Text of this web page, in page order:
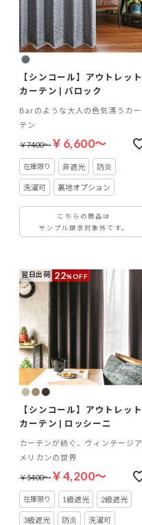
【シンコール】アウトレット
カーテン | バロック
Barのような大人の色気漂うカー
テン
￥7400～￥6,600～
非遮光 防炎
洗濯可 裏地オプション
こちらの商品は
サンプル請求対象外です。
翌日出荷 22%OFF
【シンコール】アウトレット
カーテン | ロッシーニ
カーテンが紡ぐ、ヴィンテージア
メリカンの世界
￥5400～￥4,200～
1級遮光 2級遮光
3級遮光 防炎 洗濯可